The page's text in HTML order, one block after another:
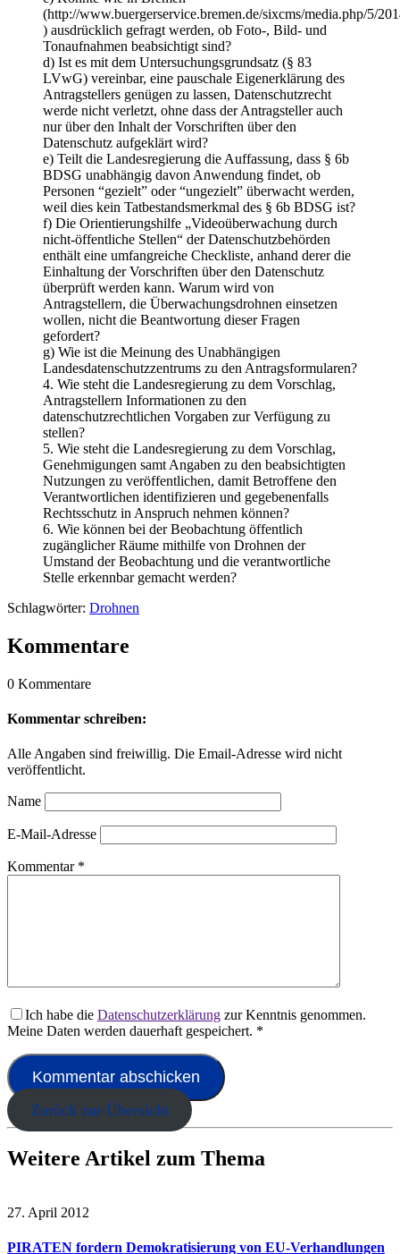
(http://www.buergerservice.bremen.de/sixcms/media.php/5/
) ausdrücklich gefragt werden, ob Foto-, Bild- und
Tonaufnahmen beabsichtigt sind?
d) Ist es mit dem Untersuchungsgrundsatz (§ 83
LVwG) vereinbar, eine pauschale Eigenerklärung des
Antragstellers genügen zu lassen, Datenschutzrecht
werde nicht verletzt, ohne dass der Antragsteller auch
nur über den Inhalt der Vorschriften über den
Datenschutz aufgeklärt wird?
e) Teilt die Landesregierung die Auffassung, dass § 6b
BDSG unabhängig davon Anwendung findet, ob
Personen “gezielt” oder “ungezielt” überwacht werden,
weil dies kein Tatbestandsmerkmal des § 6b BDSG ist?
f) Die Orientierungshilfe „Videoüberwachung durch
nicht-öffentliche Stellen“ der Datenschutzbehörden
enthält eine umfangreiche Checkliste, anhand derer die
Einhaltung der Vorschriften über den Datenschutz
überprüft werden kann. Warum wird von
Antragstellern, die Überwachungsdrohnen einsetzen
wollen, nicht die Beantwortung dieser Fragen
gefordert?
g) Wie ist die Meinung des Unabhängigen
Landesdatenschutzzentrums zu den Antragsformularen?
4. Wie steht die Landesregierung zu dem Vorschlag,
Antragstellern Informationen zu den
datenschutzrechtlichen Vorgaben zur Verfügung zu
stellen?
5. Wie steht die Landesregierung zu dem Vorschlag,
Genehmigungen samt Angaben zu den beabsichtigten
Nutzungen zu veröffentlichen, damit Betroffene den
Verantwortlichen identifizieren und gegebenenfalls
Rechtsschutz in Anspruch nehmen können?
6. Wie können bei der Beobachtung öffentlich
zugänglicher Räume mithilfe von Drohnen der
Umstand der Beobachtung und die verantwortliche
Stelle erkennbar gemacht werden?
Schlagwörter: Drohnen
Kommentare
0 Kommentare
Kommentar schreiben:
Alle Angaben sind freiwillig. Die Email-Adresse wird nicht
veröffentlicht.
Name
E-Mail-Adresse
Kommentar *
Ich habe die Datenschutzerklärung zur Kenntnis genommen.
Meine Daten werden dauerhaft gespeichert. *
Zurück zur Übersicht
Weitere Artikel zum Thema
27. April 2012
PIRATEN fordern Demokratisierung von EU-Verhandlungen